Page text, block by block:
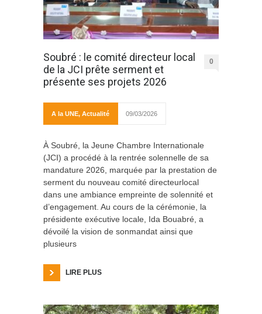
Soubré : le comité directeur local
de la JCI prête serment et
présente ses projets 2026
0
A la UNE, Actualité 09/03/2026
À Soubré, la Jeune Chambre Internationale
(JCI) a procédé à la rentrée solennelle de sa
mandature 2026, marquée par la prestation de
serment du nouveau comité directeurlocal
dans une ambiance empreinte de solennité et
d’engagement. Au cours de la cérémonie, la
présidente exécutive locale, Ida Bouabré, a
dévoilé la vision de sonmandat ainsi que
plusieurs
LIRE PLUS